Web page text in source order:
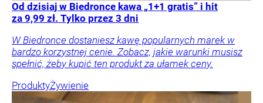
Od dzisiaj w Biedronce kawa „1+1 gratis” i hit
za 9,99 zł. Tylko przez 3 dni
W Biedronce dostaniesz kawę popularnych marek w
bardzo korzystnej cenie. Zobacz, jakie warunki musisz
spełnić, żeby kupić ten produkt za ułamek ceny.
ProduktyŻywienie